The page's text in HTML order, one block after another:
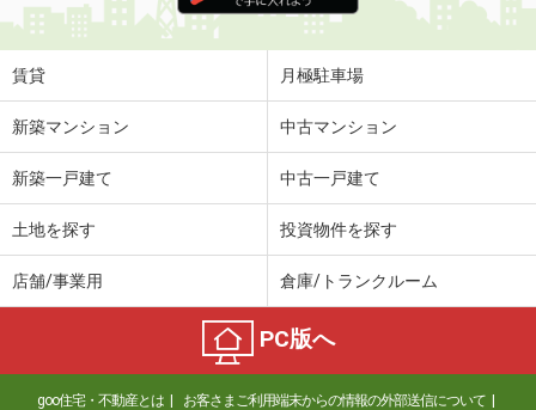
賃貸 月極駐車場
新築マンション 中古マンション
新築一戸建て 中古一戸建て
土地を探す 投資物件を探す
店舗/事業用 倉庫/トランクルーム
PC版へ
goo住宅・不動産とは お客さまご利用端末からの情報の外部送信について